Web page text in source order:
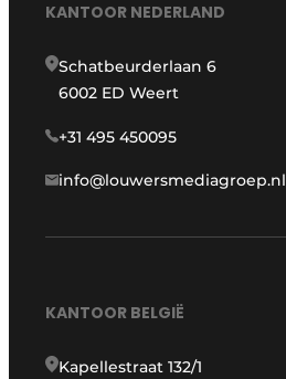
KANTOOR NEDERLAND
Schatbeurderlaan 6
6002 ED Weert
+31 495 450095
info@louwersmediagroep.nl
KANTOOR BELGIË
Kapellestraat 132/1